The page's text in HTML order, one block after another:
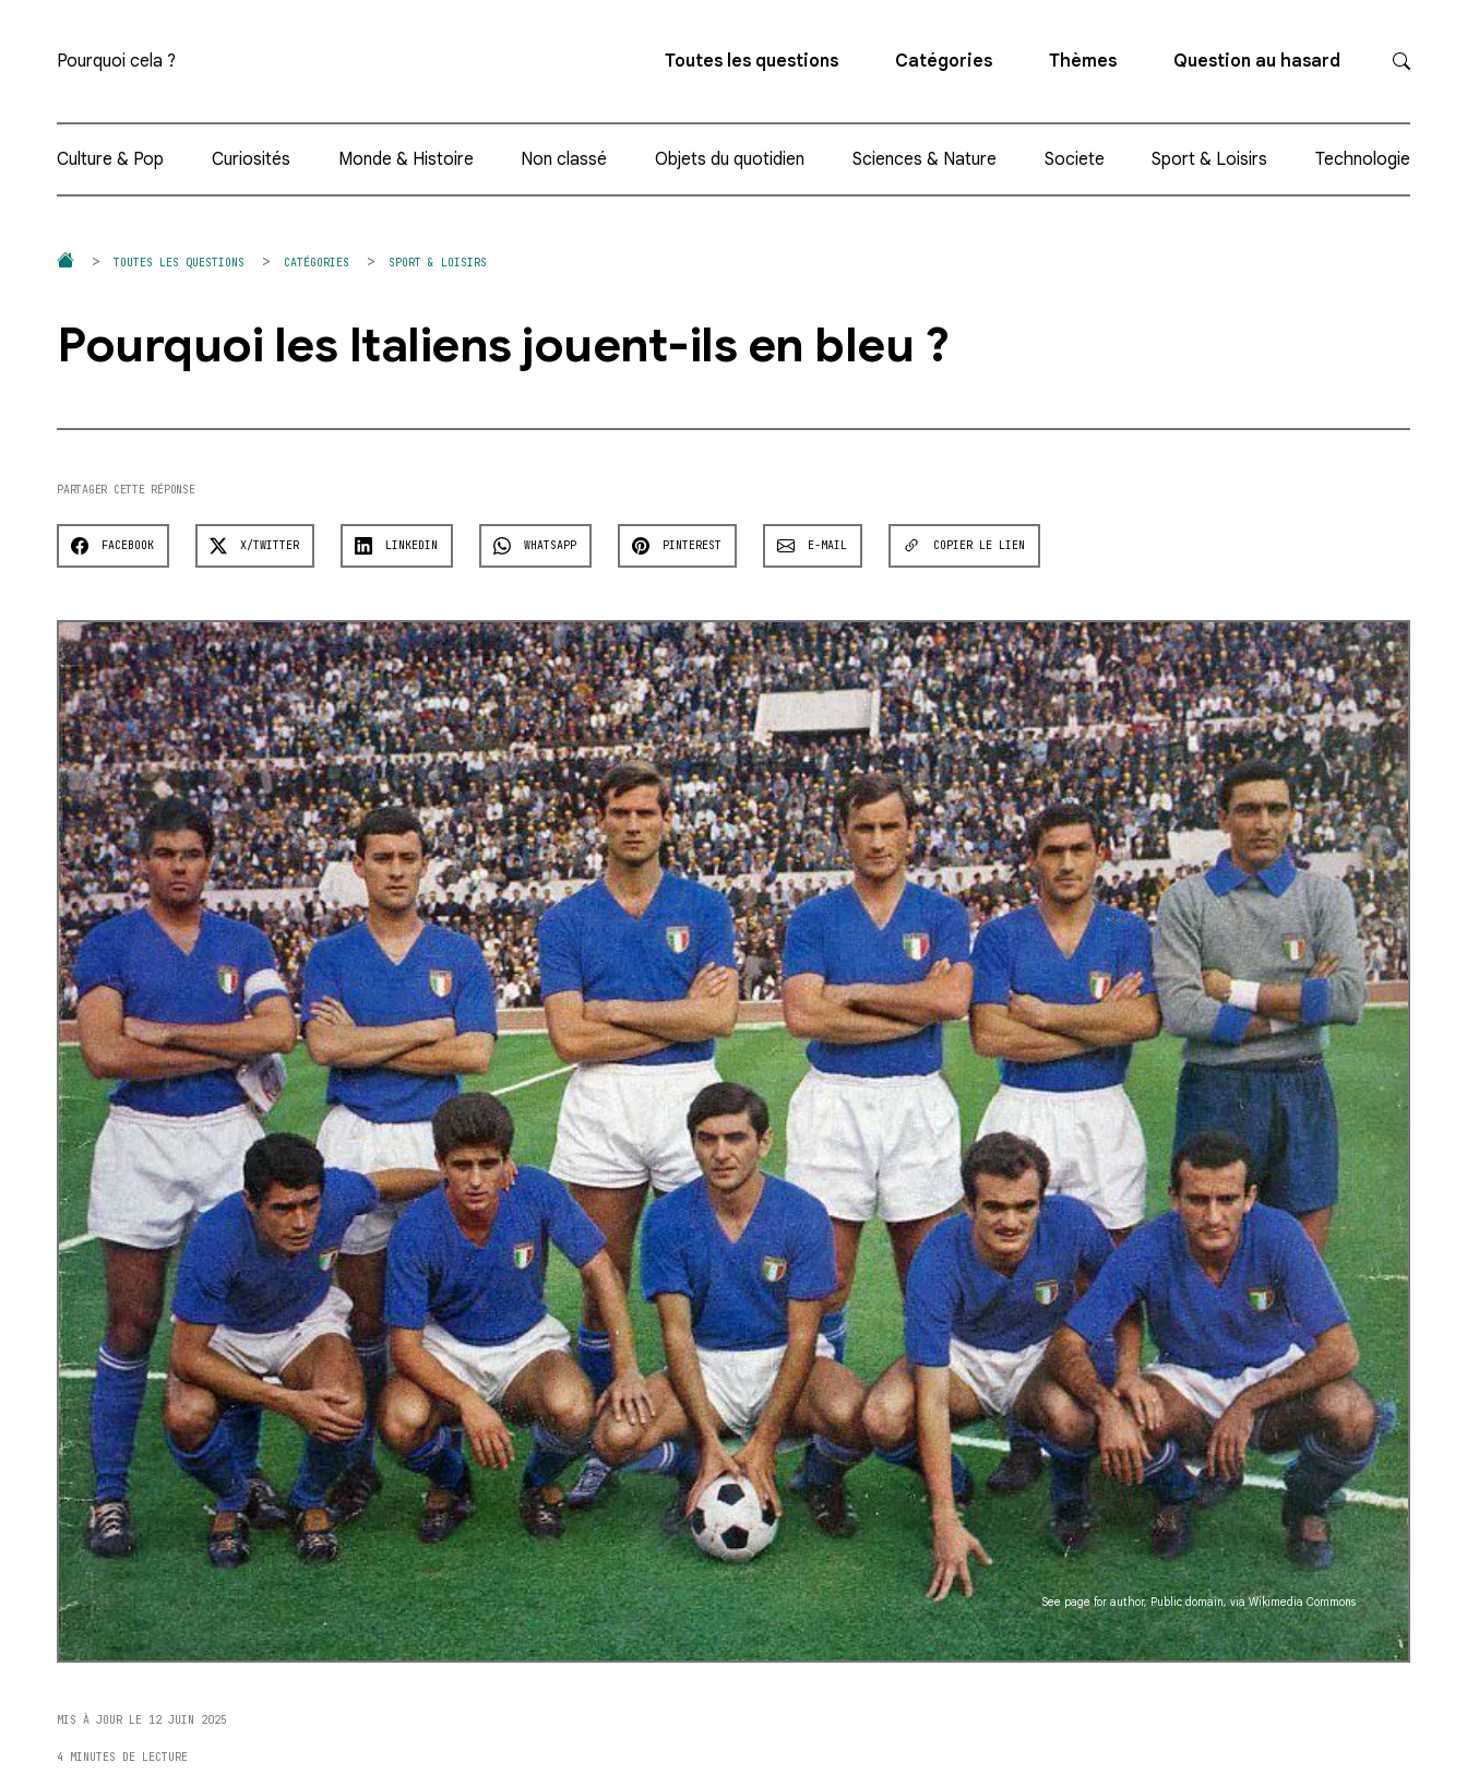
Pourquoi cela ? Toutes les questions Catégories Thèmes Question au hasard
Culture & Pop Curiosités Monde & Histoire Non classé Objets du quotidien Sciences & Nature Societe Sport & Loisirs Technologie
TOUTES LES QUESTIONS CATÉGORIES SPORT & LOISIRS
Pourquoi les Italiens jouent-ils en bleu ?
PARTAGER CETTE RÉPONSE
FACEBOOK X/TWITTER LINKEDIN WHATSAPP PINTEREST E-MAIL COPIER LE LIEN
See page for author, Public domain, via Wikimedia Commons
MIS À JOUR LE 12 JUIN 2025
4 MINUTES DE LECTURE